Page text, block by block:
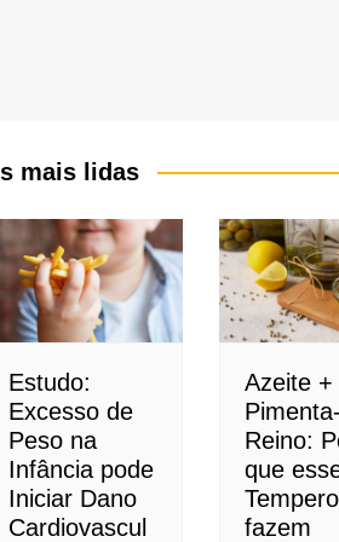
mais lidas
Estudo:
Excesso de
Peso na
Infância pode
Iniciar Dano
Cardiovascul
Azeite +
Reino:
que
fazem